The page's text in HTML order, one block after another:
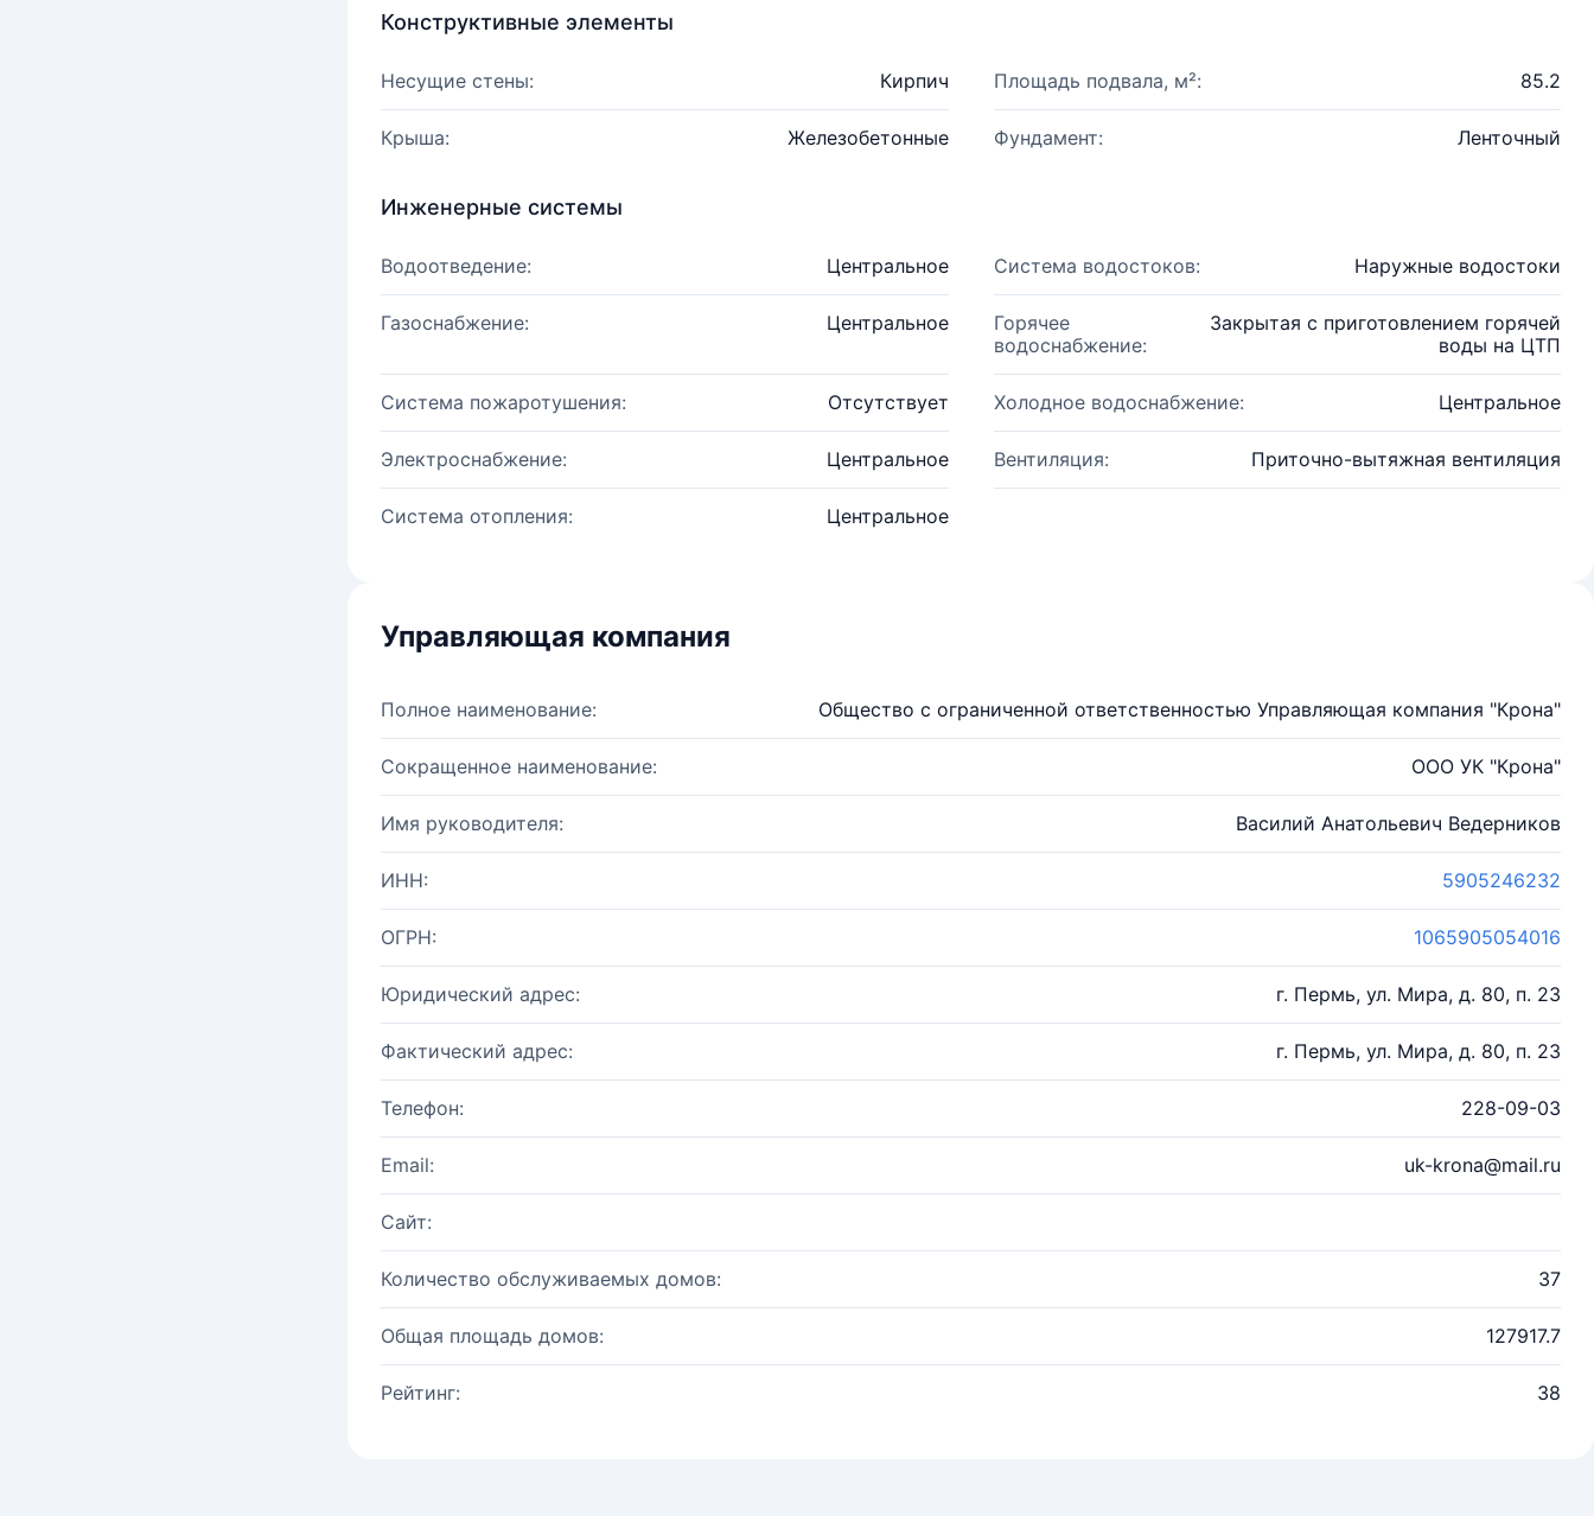
Конструктивные элементы
Несущие стены: Кирпич Площадь подвала, м²: 85.2
Крыша: Железобетонные Фундамент: Ленточный
Инженерные системы
Водоотведение: Центральное Система водостоков: Наружные водостоки
Газоснабжение: Центральное
Горячее
водоснабжение:
Закрытая с приготовлением горячей
воды на ЦТП
Система пожаротушения: Отсутствует Холодное водоснабжение: Центральное
Электроснабжение: Центральное Вентиляция: Приточно-вытяжная вентиляция
Система отопления: Центральное
Управляющая компания
Полное наименование: Общество с ограниченной ответственностью Управляющая компания "Крона"
Сокращенное наименование: ООО УК "Крона"
Имя руководителя: Василий Анатольевич Ведерников
ИНН: 5905246232
ОГРН: 1065905054016
Юридический адрес: г. Пермь, ул. Мира, д. 80, п. 23
Фактический адрес: г. Пермь, ул. Мира, д. 80, п. 23
Телефон: 228-09-03
Email: uk-krona@mail.ru
Сайт:
Количество обслуживаемых домов: 37
Общая площадь домов: 127917.7
Рейтинг: 38